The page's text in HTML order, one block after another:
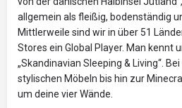
allgemein als fleißig, bodenständig
Mittlerweile sind wir in über 51
Stores ein Global Player. Man kennt
„Skandinavian Sleeping & Living“.
stylischen Möbeln bis hin zur
um deine vier Wände.